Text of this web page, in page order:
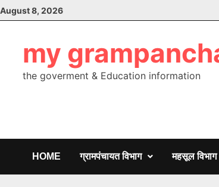
Skip
to
August 8, 2026
my
the goverment & Education information
HOME ग्रामपंचायत विभाग महसूल विभाग